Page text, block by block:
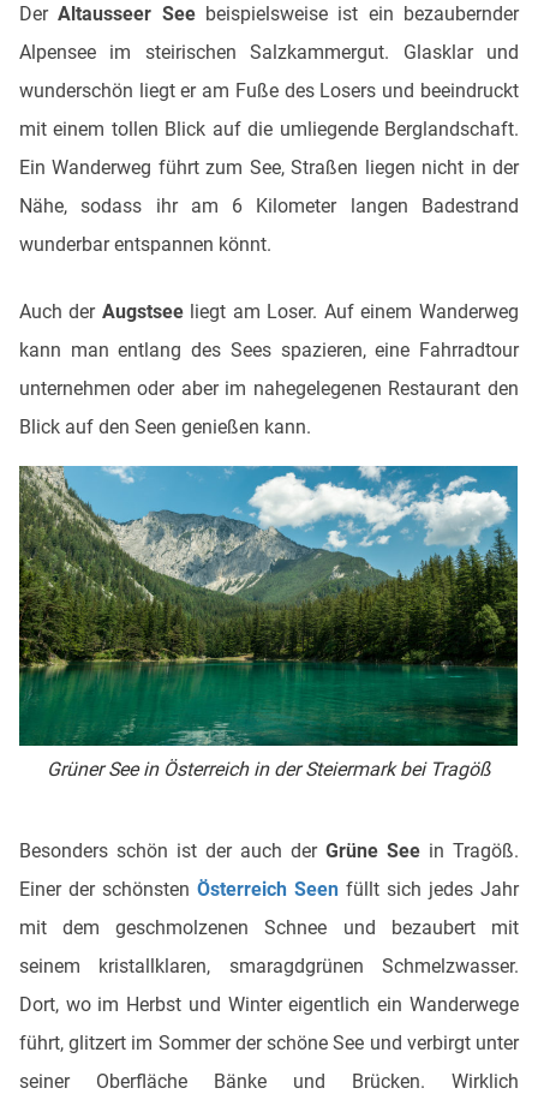
DerAltausseer See beispielsweise ist ein bezaubernder
Alpensee im steirischen Salzkammergut. Glasklar und
wunderschön liegt er am Fuße des Losers und beeindruckt
mit einem tollen Blick auf die umliegende Berglandschaft.
Ein Wanderweg führt zum See, Straßen liegen nicht in der
Nähe, sodass ihr am 6 Kilometer langen Badestrand
wunderbar entspannen könnt.
Auch der Augstseeliegt am Loser. Auf einem Wanderweg
kann man entlang des Sees spazieren, eine Fahrradtour
unternehmen oder aber im nahegelegenen Restaurant den
Blick auf den Seen genießen kann.
Grüner See in Österreich in der Steiermark bei Tragöß
Besonders schön ist der auch der Grüne See in Tragöß.
Einer der schönsten Österreich Seenfüllt sich jedes Jahr
mit dem geschmolzenen Schnee und bezaubert mit
seinem kristallklaren, smaragdgrünen Schmelzwasser.
Dort, wo im Herbst und Winter eigentlich ein Wanderwege
führt, glitzert im Sommer der schöne See und verbirgt unter
seiner Oberfläche Bänke und Brücken. Wirklich